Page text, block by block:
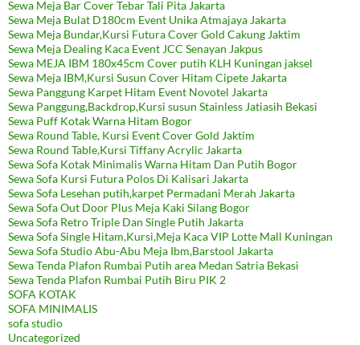
Sewa Meja Bar Cover Tebar Tali Pita Jakarta
Sewa Meja Bulat D180cm Event Unika Atmajaya Jakarta
Sewa Meja Bundar,Kursi Futura Cover Gold Cakung Jaktim
Sewa Meja Dealing Kaca Event JCC Senayan Jakpus
Sewa MEJA IBM 180x45cm Cover putih KLH Kuningan jaksel
Sewa Meja IBM,Kursi Susun Cover Hitam Cipete Jakarta
Sewa Panggung Karpet Hitam Event Novotel Jakarta
Sewa Panggung,Backdrop,Kursi susun Stainless Jatiasih Bekasi
Sewa Puff Kotak Warna Hitam Bogor
Sewa Round Table, Kursi Event Cover Gold Jaktim
Sewa Round Table,Kursi Tiffany Acrylic Jakarta
Sewa Sofa Kotak Minimalis Warna Hitam Dan Putih Bogor
Sewa Sofa Kursi Futura Polos Di Kalisari Jakarta
Sewa Sofa Lesehan putih,karpet Permadani Merah Jakarta
Sewa Sofa Out Door Plus Meja Kaki Silang Bogor
Sewa Sofa Retro Triple Dan Single Putih Jakarta
Sewa Sofa Single Hitam,Kursi,Meja Kaca VIP Lotte Mall Kuningan
Sewa Sofa Studio Abu-Abu Meja Ibm,Barstool Jakarta
Sewa Tenda Plafon Rumbai Putih area Medan Satria Bekasi
Sewa Tenda Plafon Rumbai Putih Biru PIK 2
SOFA KOTAK
SOFA MINIMALIS
sofa studio
Uncategorized